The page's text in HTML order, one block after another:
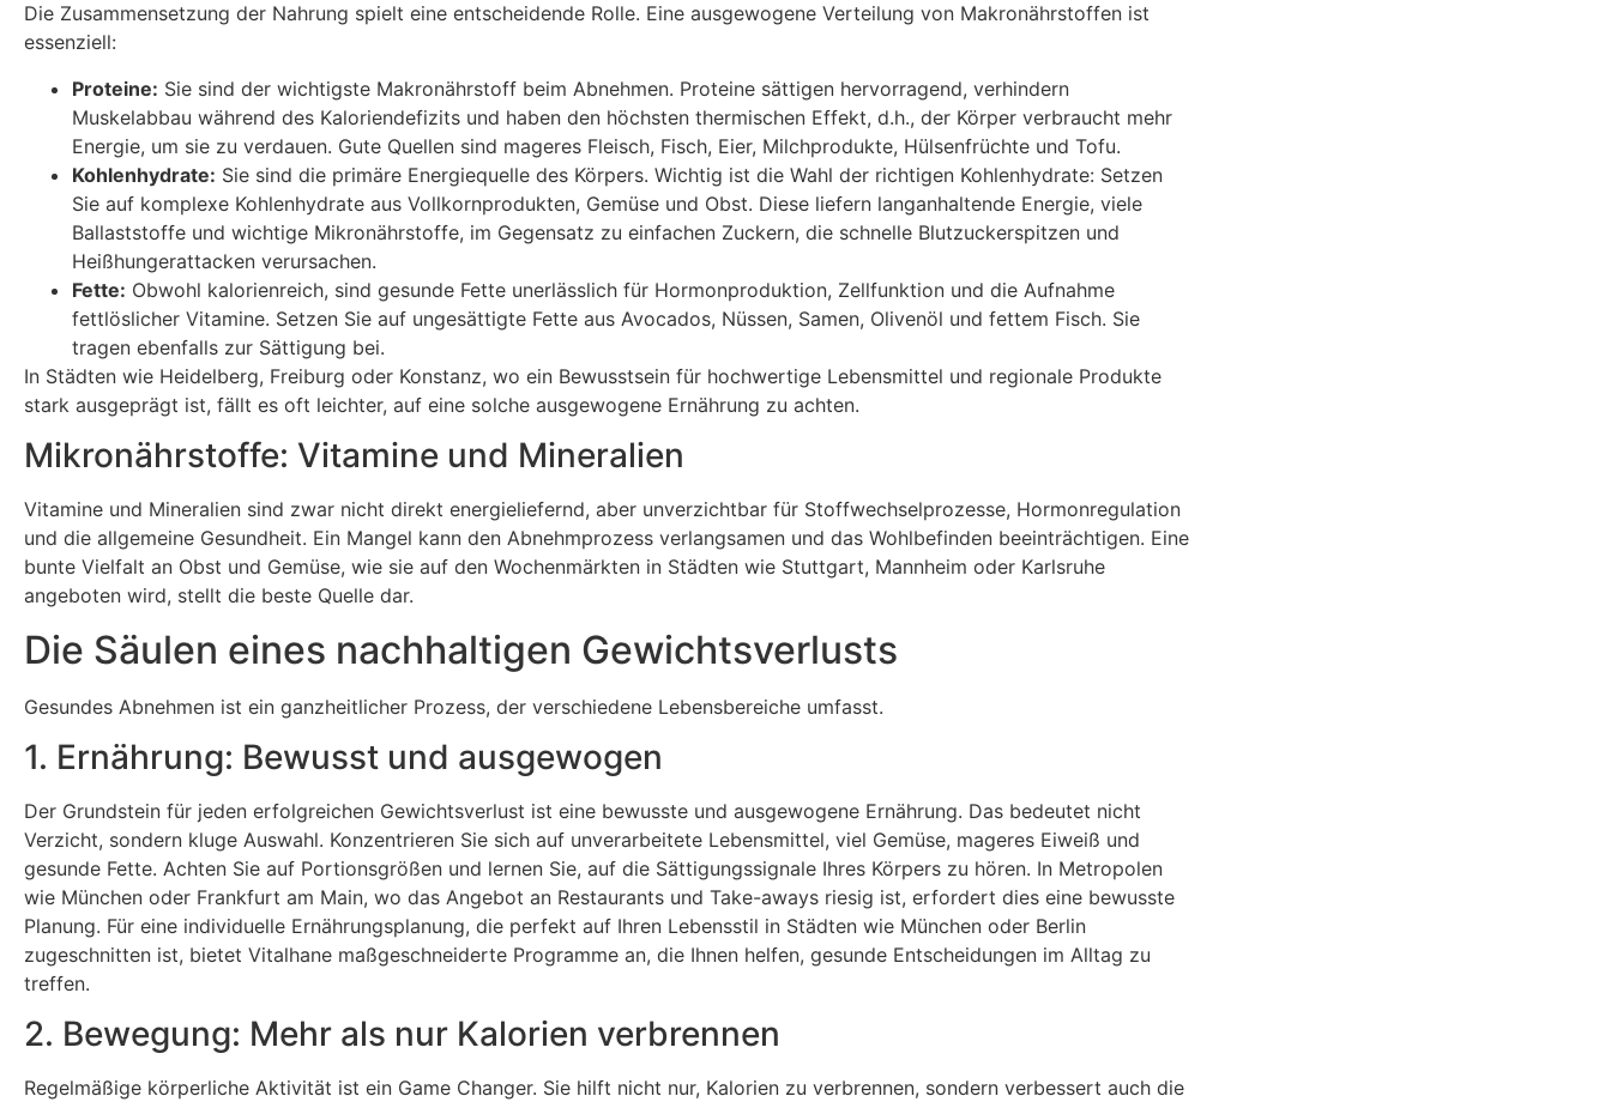
Die Zusammensetzung der Nahrung spielt eine entscheidende Rolle. Eine ausgewogene Verteilung von Makronährstoffen ist
essenziell:
Proteine: Sie sind der wichtigste Makronährstoff beim Abnehmen. Proteine sättigen hervorragend, verhindern
Muskelabbau während des Kaloriendefizits und haben den höchsten thermischen Effekt, d.h., der Körper verbraucht mehr
Energie, um sie zu verdauen. Gute Quellen sind mageres Fleisch, Fisch, Eier, Milchprodukte, Hülsenfrüchte und Tofu.
Kohlenhydrate: Sie sind die primäre Energiequelle des Körpers. Wichtig ist die Wahl der richtigen Kohlenhydrate: Setzen
Sie auf komplexe Kohlenhydrate aus Vollkornprodukten, Gemüse und Obst. Diese liefern langanhaltende Energie, viele
Ballaststoffe und wichtige Mikronährstoffe, im Gegensatz zu einfachen Zuckern, die schnelle Blutzuckerspitzen und
Heißhungerattacken verursachen.
Fette: Obwohl kalorienreich, sind gesunde Fette unerlässlich für Hormonproduktion, Zellfunktion und die Aufnahme
fettlöslicher Vitamine. Setzen Sie auf ungesättigte Fette aus Avocados, Nüssen, Samen, Olivenöl und fettem Fisch. Sie
tragen ebenfalls zur Sättigung bei.
In Städten wie Heidelberg, Freiburg oder Konstanz, wo ein Bewusstsein für hochwertige Lebensmittel und regionale Produkte
stark ausgeprägt ist, fällt es oft leichter, auf eine solche ausgewogene Ernährung zu achten.
Mikronährstoffe: Vitamine und Mineralien
Vitamine und Mineralien sind zwar nicht direkt energieliefernd, aber unverzichtbar für Stoffwechselprozesse, Hormonregulation
und die allgemeine Gesundheit. Ein Mangel kann den Abnehmprozess verlangsamen und das Wohlbefinden beeinträchtigen. Eine
bunte Vielfalt an Obst und Gemüse, wie sie auf den Wochenmärkten in Städten wie Stuttgart, Mannheim oder Karlsruhe
angeboten wird, stellt die beste Quelle dar.
Die Säulen eines nachhaltigen Gewichtsverlusts
Gesundes Abnehmen ist ein ganzheitlicher Prozess, der verschiedene Lebensbereiche umfasst.
1. Ernährung: Bewusst und ausgewogen
Der Grundstein für jeden erfolgreichen Gewichtsverlust ist eine bewusste und ausgewogene Ernährung. Das bedeutet nicht
Verzicht, sondern kluge Auswahl. Konzentrieren Sie sich auf unverarbeitete Lebensmittel, viel Gemüse, mageres Eiweiß und
gesunde Fette. Achten Sie auf Portionsgrößen und lernen Sie, auf die Sättigungssignale Ihres Körpers zu hören. In Metropolen
wie München oder Frankfurt am Main, wo das Angebot an Restaurants und Take-aways riesig ist, erfordert dies eine bewusste
Planung. Für eine individuelle Ernährungsplanung, die perfekt auf Ihren Lebensstil in Städten wie München oder Berlin
zugeschnitten ist, bietet Vitalhane maßgeschneiderte Programme an, die Ihnen helfen, gesunde Entscheidungen im Alltag zu
treffen.
2. Bewegung: Mehr als nur Kalorien verbrennen
Regelmäßige körperliche Aktivität ist ein Game Changer. Sie hilft nicht nur, Kalorien zu verbrennen, sondern verbessert auch die